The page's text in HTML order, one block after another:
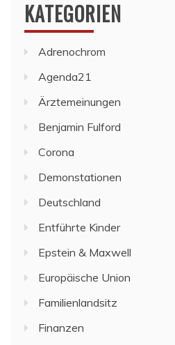
KATEGORIEN
Adrenochrom
Agenda21
Ärztemeinungen
Benjamin Fulford
Corona
Demonstationen
Deutschland
Entführte Kinder
Epstein & Maxwell
Europäische Union
Familienlandsitz
Finanzen